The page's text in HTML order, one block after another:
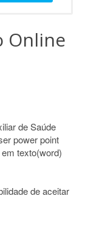
Online
de Saúde
power point
texto(word)
de aceitar